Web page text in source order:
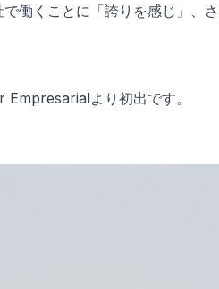
働くことに「誇りを感じ」、
より初出です。